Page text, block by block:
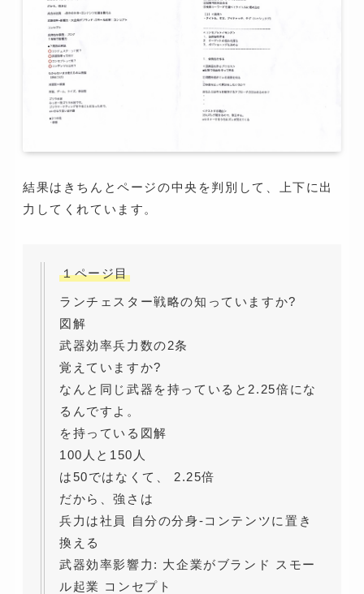
結果はきちんとページの中央を判別して、上下に出
力してくれています。
１ページ目
ランチェスター戦略の知っていますか?
図解
武器効率兵力数の2条
覚えていますか?
なんと同じ武器を持っていると2.25倍にな
るんですよ。
を持っている図解
100人と150人
は50ではなくて、 2.25倍
だから、強さは
兵力は社員 自分の分身-コンテンツに置き
換える
武器効率影響力: 大企業がブランド スモー
ル起業 コンセプト